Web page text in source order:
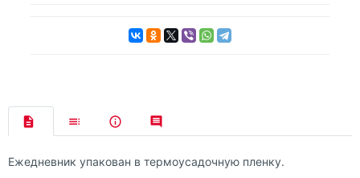
Ежедневник упакован в термоусадочную пленку.